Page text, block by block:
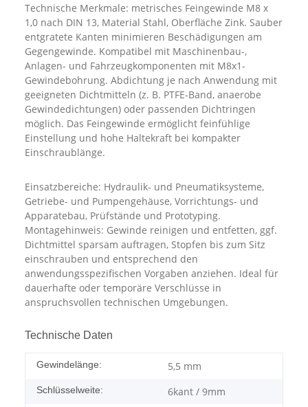
Technische Merkmale: metrisches Feingewinde M8 x
1,0 nach DIN 13, Material Stahl, Oberfläche Zink. Sauber
entgratete Kanten minimieren Beschädigungen am
Gegengewinde. Kompatibel mit Maschinenbau-,
Anlagen- und Fahrzeugkomponenten mit M8x1-
Gewindebohrung. Abdichtung je nach Anwendung mit
geeigneten Dichtmitteln (z. B. PTFE-Band, anaerobe
Gewindedichtungen) oder passenden Dichtringen
möglich. Das Feingewinde ermöglicht feinfühlige
Einstellung und hohe Haltekraft bei kompakter
Einschraublänge.
Einsatzbereiche: Hydraulik- und Pneumatiksysteme,
Getriebe- und Pumpengehäuse, Vorrichtungs- und
Apparatebau, Prüfstände und Prototyping.
Montagehinweis: Gewinde reinigen und entfetten, ggf.
Dichtmittel sparsam auftragen, Stopfen bis zum Sitz
einschrauben und entsprechend den
anwendungsspezifischen Vorgaben anziehen. Ideal für
dauerhafte oder temporäre Verschlüsse in
anspruchsvollen technischen Umgebungen.
Technische Daten
Gewindelänge: 5,5 mm
Schlüsselweite: 6kant / 9mm